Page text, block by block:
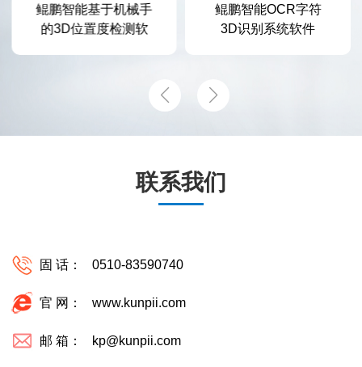
鲲鹏智能基于机械手
的3D位置度检测软
鲲鹏智能OCR字符
3D识别系统软件
联系我们
固 话： 0510-83590740
官 网： www.kunpii.com
邮 箱： kp@kunpii.com